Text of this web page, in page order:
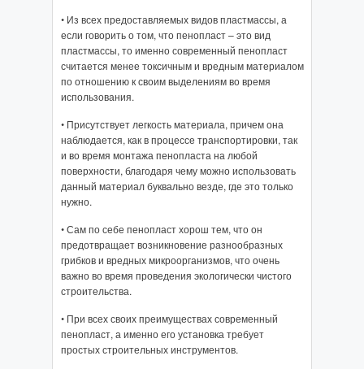
• Из всех предоставляемых видов пластмассы, а
если говорить о том, что пенопласт – это вид
пластмассы, то именно современный пенопласт
считается менее токсичным и вредным материалом
по отношению к своим выделениям во время
использования.
• Присутствует легкость материала, причем она
наблюдается, как в процессе транспортировки, так
и во время монтажа пенопласта на любой
поверхности, благодаря чему можно использовать
данный материал буквально везде, где это только
нужно.
• Сам по себе пенопласт хорош тем, что он
предотвращает возникновение разнообразных
грибков и вредных микроорганизмов, что очень
важно во время проведения экологически чистого
строительства.
• При всех своих преимуществах современный
пенопласт, а именно его установка требует
простых строительных инструментов.